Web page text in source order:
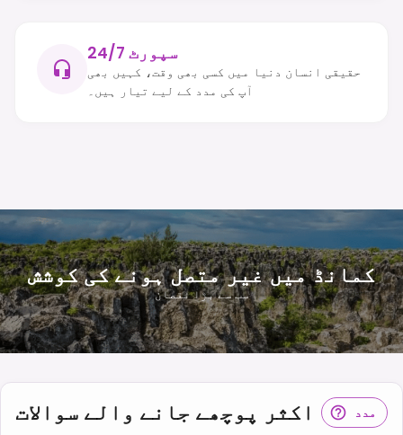
24/7 سپورٹ
حقیقی انسان دنیا میں کسی بھی وقت، کہیں بھی
آپ کی مدد کے لیے تیار ہیں۔
کمانڈ میں غیر متصل ہونے کی کوشش
سب سے بڑا نقصان
اکثر پوچھے جانے والے سوالات مدد